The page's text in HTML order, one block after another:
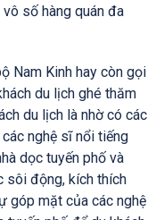
số hàng quán đa
Nam Kinh hay còn gọi
du lịch ghé thăm
du lịch là nhờ có các
nghệ sĩ nổi tiếng
dọc tuyến phố và
sôi động, kích thích
góp mặt của các nghệ